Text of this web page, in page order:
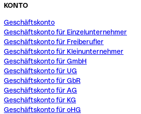
KONTO
Geschäftskonto
Geschäftskonto für Einzelunternehmer
Geschäftskonto für Freiberufler
Geschäftskonto für Kleinunternehmer
Geschäftskonto für GmbH
Geschäftskonto für UG
Geschäftskonto für GbR
Geschäftskonto für AG
Geschäftskonto für KG
Geschäftskonto für oHG